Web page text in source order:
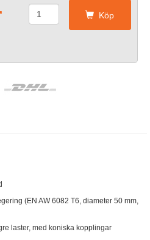
Köp
(EN AW 6082 T6, diameter 50 mm,
laster, med koniska kopplingar